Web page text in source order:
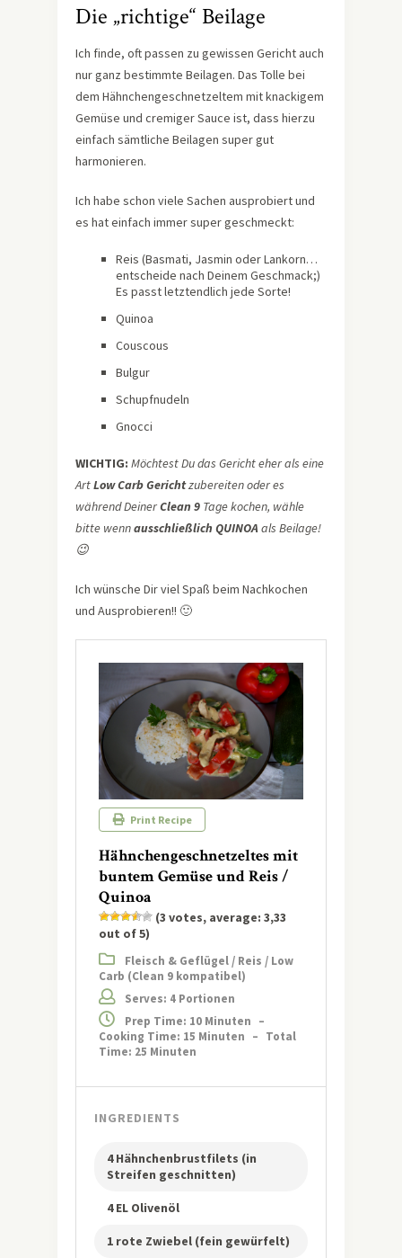
Die „richtige“ Beilage
Ich finde, oft passen zu gewissen Gericht auch
nur ganz bestimmte Beilagen. Das Tolle bei
dem Hähnchengeschnetzeltem mit knackigem
Gemüse und cremiger Sauce ist, dass hierzu
einfach sämtliche Beilagen super gut
harmonieren.
Ich habe schon viele Sachen ausprobiert und
es hat einfach immer super geschmeckt:
Reis (Basmati, Jasmin oder Lankorn…
entscheide nach Deinem Geschmack;)
Es passt letztendlich jede Sorte!
Quinoa
Couscous
Bulgur
Schupfnudeln
Gnocci
WICHTIG: Möchtest Du das Gericht eher als eine
ArtLow Carb Gerichtzubereiten oder es
während DeinerClean 9 Tage kochen, wähle
bitte wennausschließlich QUINOA als Beilage!
😉
Ich wünsche Dir viel Spaß beim Nachkochen
und Ausprobieren!! 🙂
Print Recipe
Hähnchengeschnetzeltes mit
buntem Gemüse und Reis /
Quinoa
(3 votes, average: 3,33
out of 5)
Fleisch & Geflügel / Reis / Low
Carb (Clean 9 kompatibel)
Serves: 4 Portionen
Prep Time: 10 Minuten –
Cooking Time: 15 Minuten – Total
Time: 25 Minuten
INGREDIENTS
4 Hähnchenbrustfilets (in
Streifen geschnitten)
4 EL Olivenöl
1 rote Zwiebel (fein gewürfelt)